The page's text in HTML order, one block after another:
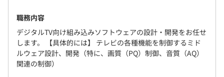
職務内容
デジタルTV向け組み込みソフトウェアの設計・開発をお任せ
します。 【具体的には】 テレビの各種機能を制御するミド
ルウェア設計、開発（特に、画質（PQ）制御、音質（AQ）
関連の制御）